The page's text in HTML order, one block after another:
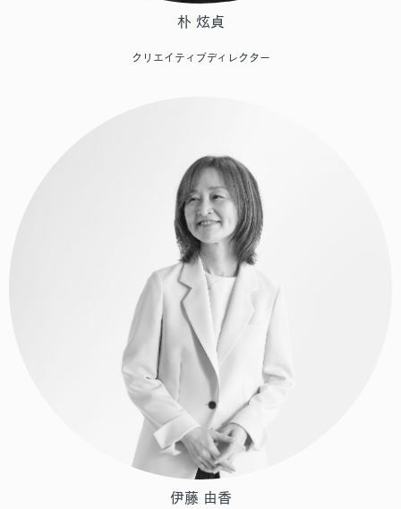
朴 炫貞
クリエイティブディレクター
伊藤 由香